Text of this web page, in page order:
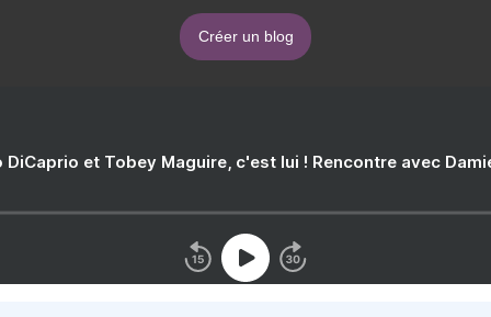
Créer un blog
DiCaprio et Tobey Maguire, c'est lui ! Rencontre avec